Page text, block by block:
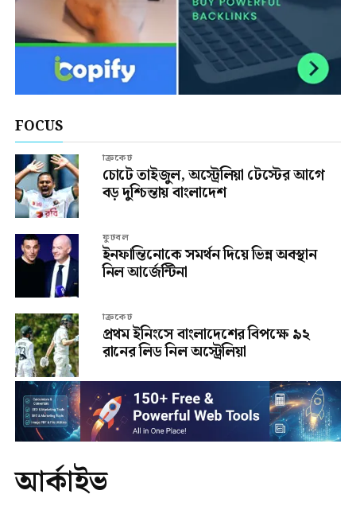
FOCUS
ক্রিকেট
চোটে তাইজুল, অস্ট্রেলিয়া টেস্টের আগে
বড় দুশ্চিন্তায় বাংলাদেশ
ফুটবল
ইনফান্তিনোকে সমর্থন দিয়ে ভিন্ন অবস্থান
নিল আর্জেন্টিনা
ক্রিকেট
প্রথম ইনিংসে বাংলাদেশের বিপক্ষে ৯২
রানের লিড নিল অস্ট্রেলিয়া
আর্কাইভ